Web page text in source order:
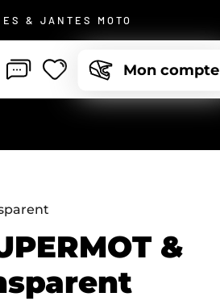
& JANTES MOTO
Mon compte
mot de passe oublié ?
Pas de compte ?
&